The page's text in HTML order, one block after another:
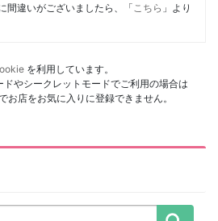
間違いがございましたら、「 こちら 」より
を利用しています。
やシークレットモードでご利用の場合は
店をお気に入りに登録できません。